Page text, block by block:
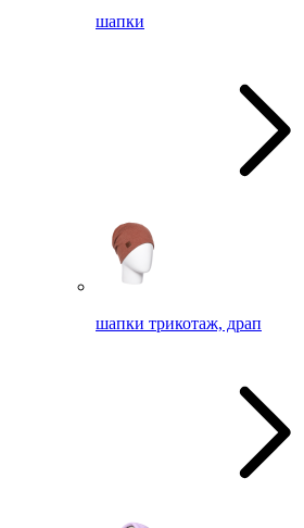
шапки
шапки трикотаж, драп